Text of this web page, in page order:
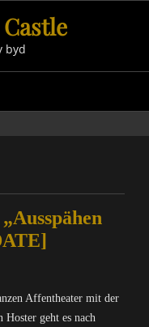
byd
Affentheater mit der
Hoster geht es nach